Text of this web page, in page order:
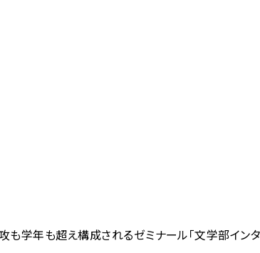
学年も超え構成されるゼミナール「文学部イン